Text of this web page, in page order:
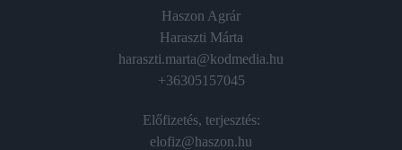
Haszon Agrár
Haraszti Márta
haraszti.marta@kodmedia.hu
+36305157045
Előfizetés, terjesztés:
elofiz@haszon.hu